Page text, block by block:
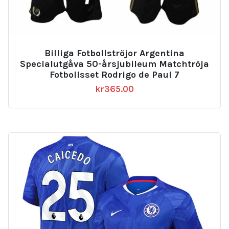
Billiga Fotbollströjor Argentina
Specialutgåva 50-årsjubileum Matchtröja
Fotbollsset Rodrigo de Paul 7
kr365.00